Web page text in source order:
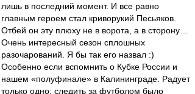
лишь в последний момент. И все равно
главным героем стал криворукий Песьяков.
Отбей он эту плюху не в ворота, а в сторону…
Очень интересный сезон сплошных
разочарований. Я бы так его назвал :)
Особенно если вспомнить о Кубке России и
нашем «полуфинале» в Калининграде. Радует
только одно: следить за футболом было